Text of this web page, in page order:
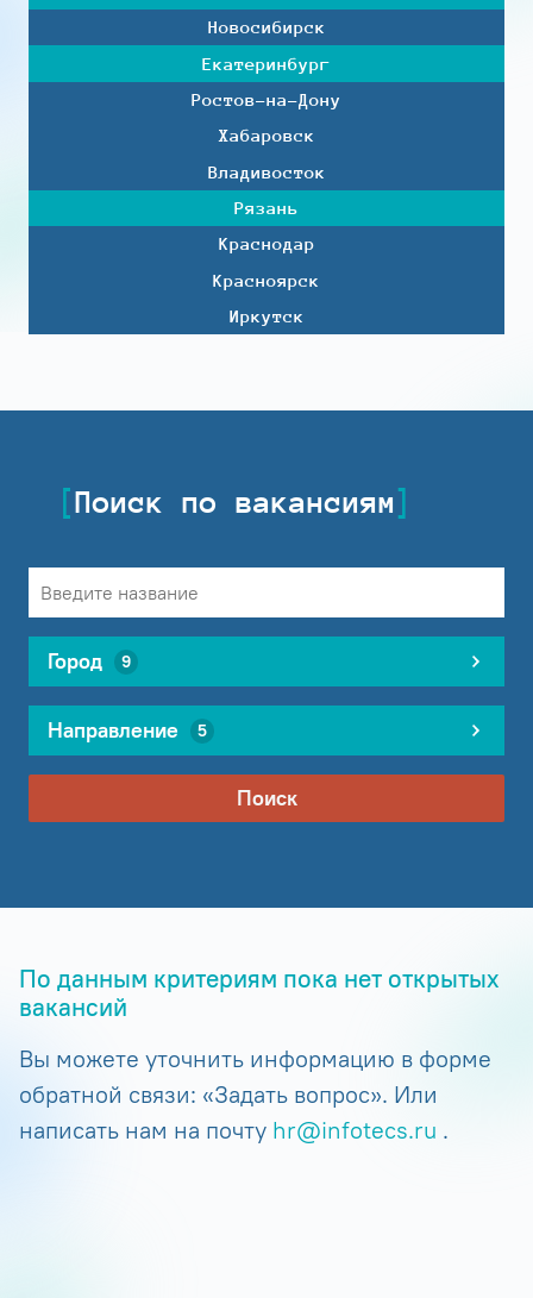
Новосибирск
Екатеринбург
Ростов-на-Дону
Хабаровск
Владивосток
Рязань
Краснодар
Красноярск
Иркутск
Поиск по вакансиям
Город 9
Направление 5
Поиск
По данным критериям пока нет открытых
вакансий
Вы можете уточнить информацию в форме
обратной связи: «Задать вопрос». Или
написать нам на почту hr@infotecs.ru .